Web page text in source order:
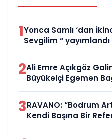
1Yonca Samlı ‘dan
Sevgilim “ yayımlandı
2Ali Emre Açıkgöz
Büyükelçi Egemen
3RAVANO: “Bodrum
Kendi Başına Bir